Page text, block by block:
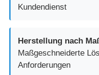
Kundendienst
Herstellung nach
Maßgeschneiderte
Anforderungen